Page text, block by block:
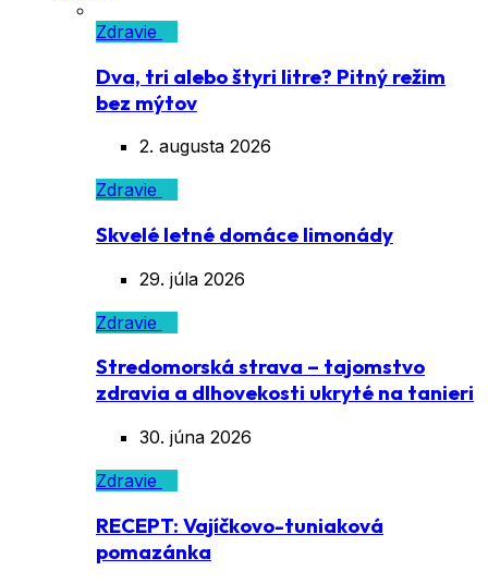
Zdravie
Dva, tri alebo štyri litre? Pitný režim
bez mýtov
2. augusta 2026
Zdravie
Skvelé letné domáce limonády
29. júla 2026
Zdravie
Stredomorská strava – tajomstvo
zdravia a dlhovekosti ukryté na tanieri
30. júna 2026
Zdravie
RECEPT: Vajíčkovo-tuniaková
pomazánka